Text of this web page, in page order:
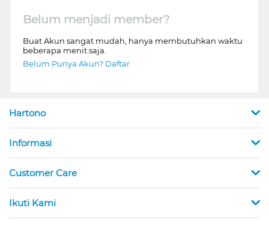
Belum menjadi member?
Buat Akun sangat mudah, hanya membutuhkan waktu
beberapa menit saja.
Belum Punya Akun? Daftar
Hartono
Informasi
Customer Care
Ikuti Kami